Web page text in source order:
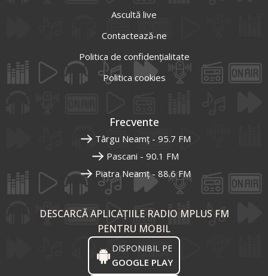
Ascultă live
Contactează-ne
Politica de confidențialitate
Politica cookies
Frecvente
Târgu Neamț - 95.7 FM
Pascani - 90.1 FM
Piatra Neamț - 88.6 FM
DESCARCĂ APLICAȚIILE RADIO MPLUS FM
PENTRU MOBIL
DISPONIBIL PE
GOOGLE PLAY